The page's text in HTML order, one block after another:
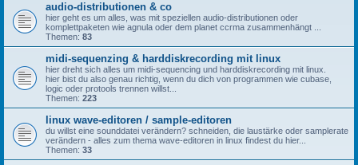
audio-distributionen & co
hier geht es um alles, was mit speziellen audio-distributionen oder
komplettpaketen wie agnula oder dem planet ccrma zusammenhängt ...
Themen: 83
midi-sequenzing & harddiskrecording mit linux
hier dreht sich alles um midi-sequencing und harddiskrecording mit linux.
hier bist du also genau richtig, wenn du dich von programmen wie cubase,
logic oder protools trennen willst...
Themen: 223
linux wave-editoren / sample-editoren
du willst eine sounddatei verändern? schneiden, die laustärke oder samplerate
verändern - alles zum thema wave-editoren in linux findest du hier...
Themen: 33